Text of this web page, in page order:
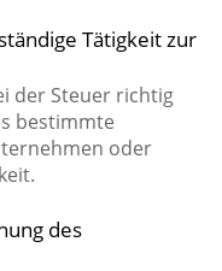
Tätigkeit zur
der Steuer richtig
bestimmte
oder
des